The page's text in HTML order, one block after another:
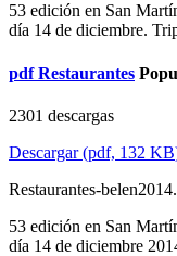
53 edición en San
día 14 de diciembre.
pdf Restaurantes
2301 descargas
Descargar(pdf, 132 KB
Restaurantes-
53 edición en San
día 14 de diciembre